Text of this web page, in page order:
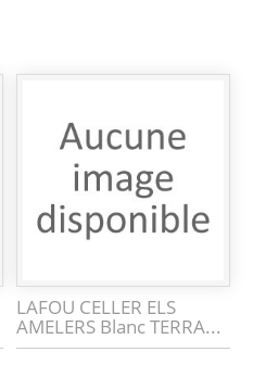
LAFOU CELLER ELS
AMELERS Blanc TERRA...